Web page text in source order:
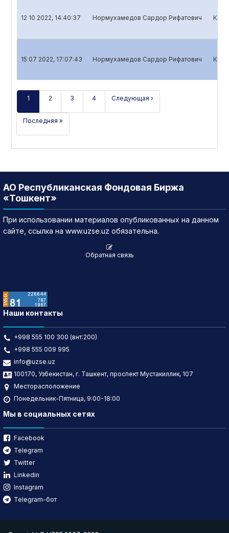
12 10 2022, 14:40:37 Нормухамедов Сардор Рифатович
15 07 2022, 17:07:43 Нормухамедов Сардор Рифатович
1 2 3 4 Следующая ›
Последняя »
АО Республиканская Фондовая Биржа
«Тошкент»
При использовании материалов опубликованных на данном
сайте, ссылка на www.uzse.uz обязательна.
Обратная связь
Наши контакты
+998 555 100 300 (внт:200)
+998 555 009 995
info@uzse.uz
100170, Узбекистан, г. Ташкент, проспект Мустакиллик, 107
Месторасположение
Понедельник-Пятница, 9:00-18:00
Мы в социальных сетях
Facebook
Telegram
Twitter
Linkedin
Instagram
Telegram-бот